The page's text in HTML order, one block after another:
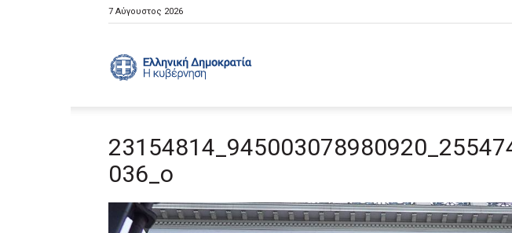
7 Αύγουστος 2026
Κυβέρνηση
036_o